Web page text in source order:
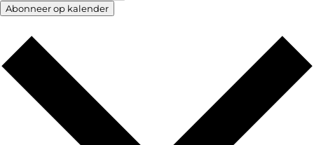
Abonneer op kalender